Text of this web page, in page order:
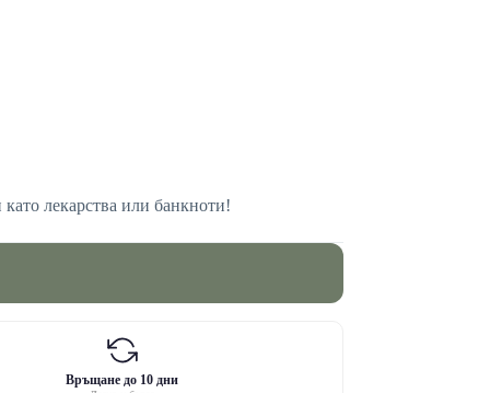
лекарства или банкноти!
Връщане до 10 дни